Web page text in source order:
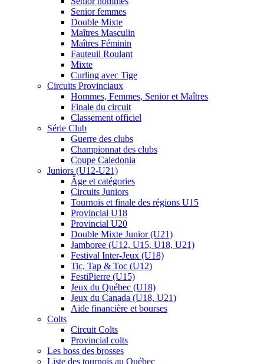
Senior femmes
Double Mixte
Maîtres Masculin
Maîtres Féminin
Fauteuil Roulant
Mixte
Curling avec Tige
Circuits Provinciaux
Hommes, Femmes, Senior et Maîtres
Finale du circuit
Classement officiel
Série Club
Guerre des clubs
Championnat des clubs
Coupe Caledonia
Juniors (U12-U21)
Âge et catégories
Circuits Juniors
Tournois et finale des régions U15
Provincial U18
Provincial U20
Double Mixte Junior (U21)
Jamboree (U12, U15, U18, U21)
Festival Inter-Jeux (U18)
Tic, Tap & Toc (U12)
FestiPierre (U15)
Jeux du Québec (U18)
Jeux du Canada (U18, U21)
Aide financière et bourses
Colts
Circuit Colts
Provincial colts
Les boss des brosses
Liste des tournois au Québec